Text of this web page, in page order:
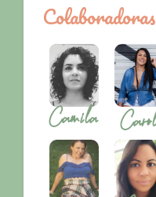
Colaboradoras